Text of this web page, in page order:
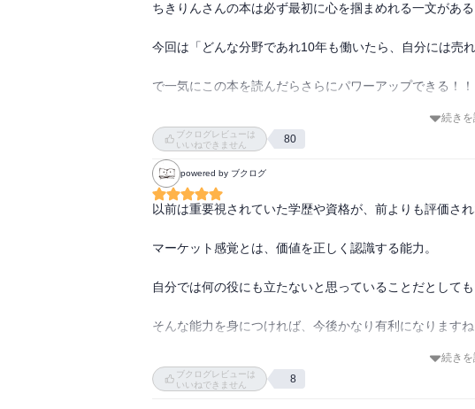
ちきりんさんの本は必ず最初に心を掴まめれる一文がある
今回は「どんな分野であれ10年も働いたら、自分には売
で一気にこの本を読んだらさらにパワーアップできる！
論理的な思考とマーケット感覚の両面で考える
マーケット感覚を身につけるためには
自分の価値観の基準を常に考える
特に、インセンティブシステムは子育てにも応用できる事
失敗を恐れずに、変化を恐れずに楽しめるか！
続きを
ブクログレビューは
いいねできません
80
powered by ブクログ
以前は重要視されていた学歴や資格が、前よりも評価さ
マーケット感覚とは、価値を正しく認識する能力。
自分では何の役にも立たないと思っていることだとして
そんな能力を身につければ、今後かなり有利になりますね
例えがわかりやすくて、説得力があって、ちきりんさん
続きを
ブクログレビューは
いいねできません
8